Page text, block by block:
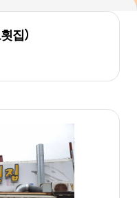
집）